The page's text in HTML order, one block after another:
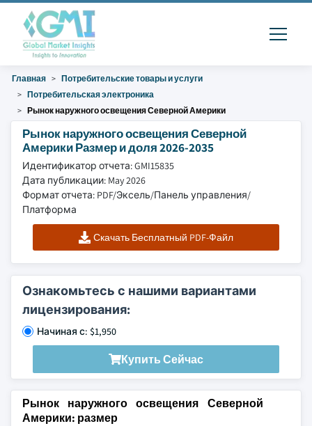
Главная
Потребительские товары и услуги
Потребительская электроника
Рынок наружного освещения Северной Америки
Рынок наружного освещения Северной
Америки Размер и доля 2026-2035
Идентификатор отчета: GMI15835
Дата публикации: May 2026
Формат отчета: PDF/Эксель/Панель управления/
Платформа
Скачать Бесплатный PDF-Файл
Ознакомьтесь с нашими вариантами
лицензирования:
Начиная с: $1,950
Купить Сейчас
Рынок наружного освещения Северной
Америки: размер